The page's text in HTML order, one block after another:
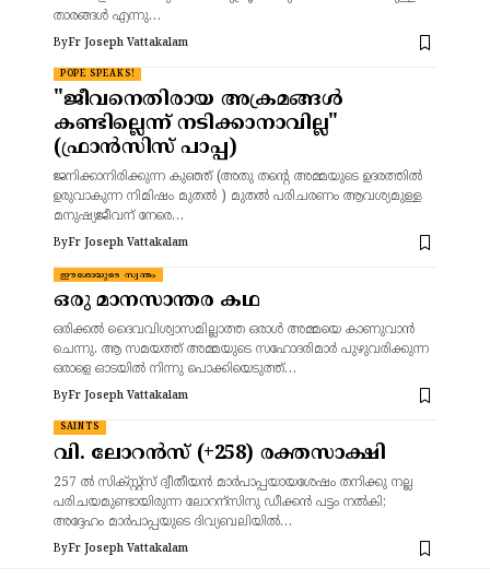
താരങ്ങൾ എന്നു…
ByFr Joseph Vattakalam
POPE SPEAKS!
"ജീവനെതിരായ അക്രമങ്ങൾ
കണ്ടില്ലെന്ന്‌ നടിക്കാനാവില്ല"
(ഫ്രാൻസിസ് പാപ്പ)
ജനിക്കാനിരിക്കുന്ന കുഞ്ഞ് (അതു തൻ്റെ അമ്മയുടെ ഉദരത്തിൽ
ഉരുവാകുന്ന നിമിഷം മുതൽ ) മുതൽ പരിചരണം ആവശ്യമുള്ള
മനുഷ്യജീവന് നേരെ…
ByFr Joseph Vattakalam
ഈശോയുടെ സ്വന്തം
ഒരു മാനസാന്തര കഥ
ഒരിക്കൽ ദൈവവിശ്വാസമില്ലാത്ത ഒരാൾ അമ്മയെ കാണുവാൻ
ചെന്നു. ആ സമയത്ത് അമ്മയുടെ സഹോദരിമാർ പുഴുവരിക്കുന്ന
ഒരാളെ ഓടയിൽ നിന്നു പൊക്കിയെടുത്ത്…
ByFr Joseph Vattakalam
SAINTS
വി. ലോറൻസ് (+258) രക്തസാക്ഷി
257 ൽ സിക്സ്റ്റ്സ് ദ്വീതീയൻ മാർപാപ്പയായശേഷം തനിക്കു നല്ല
പരിചയമുണ്ടായിരുന്ന ലോറന്സിനു ഡീക്കൻ പട്ടം നൽകി;
അദ്ദേഹം മാർപാപ്പയുടെ ദിവ്യബലിയിൽ…
ByFr Joseph Vattakalam